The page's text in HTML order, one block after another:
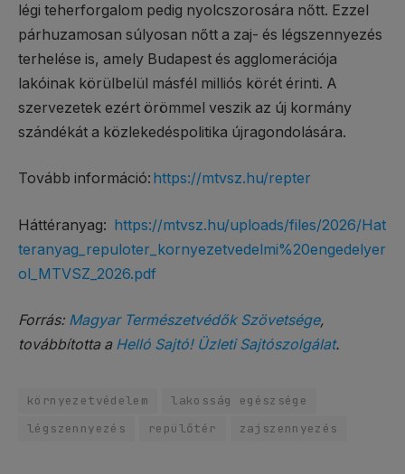
légi teherforgalom pedig nyolcszorosára nőtt. Ezzel
párhuzamosan súlyosan nőtt a zaj- és légszennyezés
terhelése is, amely Budapest és agglomerációja
lakóinak körülbelül másfél milliós körét érinti. A
szervezetek ezért örömmel veszik az új kormány
szándékát a közlekedéspolitika újragondolására.
Tovább információ: https://mtvsz.hu/repter
Háttéranyag: https://mtvsz.hu/uploads/files/2026/Hat
teranyag_repuloter_kornyezetvedelmi%20engedelyer
ol_MTVSZ_2026.pdf
Forrás: Magyar Természetvédők Szövetsége,
továbbította a Helló Sajtó! Üzleti Sajtószolgálat.
környezetvédelem
lakosság egészsége
légszennyezés
repülőtér zajszennyezés